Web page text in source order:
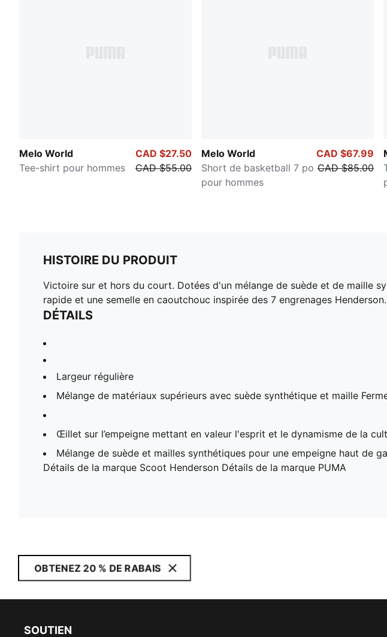
Melo World
Tee-shirt pour hommes
CAD $27.50
CAD $55.00
Melo World
Short de basketball 7 po
pour hommes
CAD $67.99
CAD $85.00
HISTOIRE DU PRODUIT
Victoire sur et hors du court. Dotées d'un mélange de suède et de maille
rapide et une semelle en caoutchouc inspirée des 7 engrenages
DÉTAILS
Largeur régulière
Mélange de matériaux supérieurs avec suède synthétique et maille
Œillet sur l’empeigne mettant en valeur l'esprit et le dynamisme de la
Mélange de suède et mailles synthétiques pour une empeigne haut de
Détails de la marque Scoot Henderson Détails de la marque PUMA
OBTENEZ 20 % DE RABAIS
SOUTIEN